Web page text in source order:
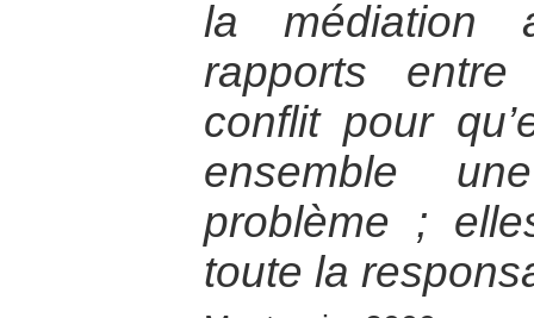
la médiation
rapports
conflit pour
ensemble
problème ;
toute la